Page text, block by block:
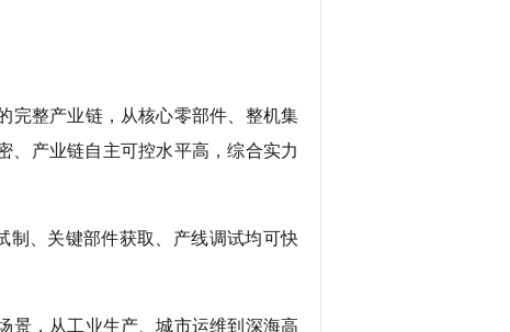
整产业链，从核心零部件、整机集
、产业链自主可控水平高，综合实力
制、关键部件获取、产线调试均可快
，从工业生产、城市运维到深海高